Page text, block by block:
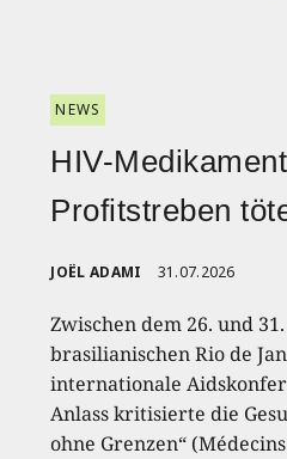
NEWS
HIV-
Profitstreben
JOËL ADAMI 31.07.2026
Zwischen dem 26. und
brasilianischen Rio de
internationale
Anlass kritisierte die
ohne Grenzen“